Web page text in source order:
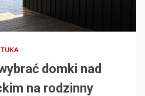
domki nad
na rodzinny